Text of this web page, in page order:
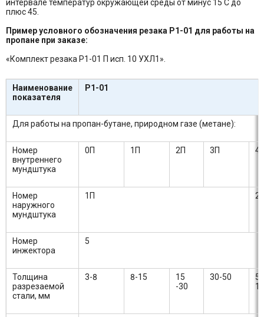
интервале температур окружающей среды от минус 15 С до
плюс 45.
Пример условного обозначения резака Р1-01 для работы на
пропане при заказе:
«Комплект резака Р1-01 П исп. 10 УХЛ1».
Наименование
показателя
Р1-01
Для работы на пропан-бутане, природном газе (метане):
Номер
внутреннего
мундштука
0П 1П 2П 3П
Номер
наружного
мундштука
1П
Номер
инжектора
5
Толщина
разрезаемой
стали, мм
3-8 8-15
15
-30
30-50